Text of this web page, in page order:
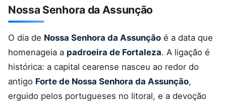
Nossa Senhora da Assunção
O dia de Nossa Senhora da Assunção é a data que
homenageia a padroeira de Fortaleza. A ligação é
histórica: a capital cearense nasceu ao redor do
antigo Forte de Nossa Senhora da Assunção,
erguido pelos portugueses no litoral, e a devoção